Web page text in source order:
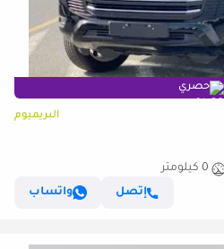
حصري
البريميوم
0 كيلومتر
إتصل
واتساب